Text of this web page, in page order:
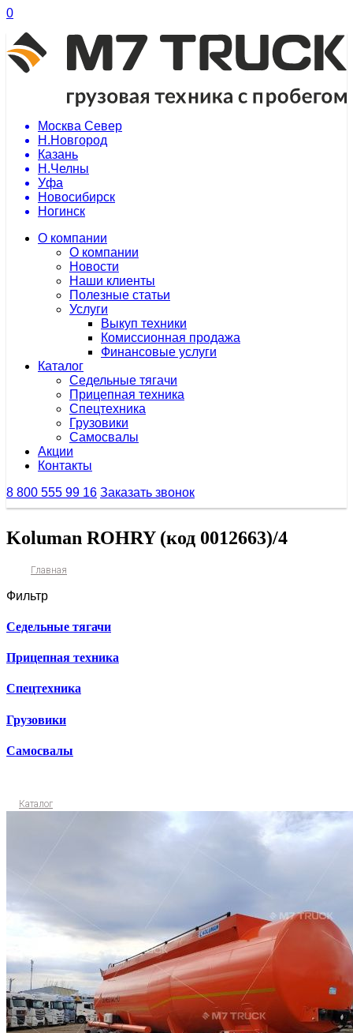
0
Москва Север
Н.Новгород
Казань
Н.Челны
Уфа
Новосибирск
Ногинск
О компании
О компании
Новости
Наши клиенты
Полезные статьи
Услуги
Выкуп техники
Комиссионная продажа
Финансовые услуги
Каталог
Седельные тягачи
Прицепная техника
Спецтехника
Грузовики
Самосвалы
Акции
Контакты
8 800 555 99 16 Заказать звонок
Koluman ROHRY (код 0012663)/4
Главная
Фильтр
Седельные тягачи
Прицепная техника
Спецтехника
Грузовики
Самосвалы
Каталог